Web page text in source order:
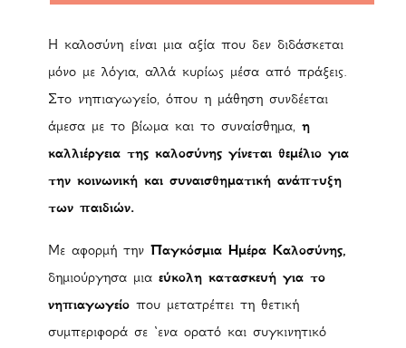
Η καλοσύνη είναι μια αξία που δεν διδάσκεται
μόνο με λόγια, αλλά κυρίως μέσα από πράξεις.
Στο νηπιαγωγείο, όπου η μάθηση συνδέεται
άμεσα με το βίωμα και το συναίσθημα, η
καλλιέργεια της καλοσύνης γίνεται θεμέλιο για
την κοινωνική και συναισθηματική ανάπτυξη
των παιδιών.
Με αφορμή την Παγκόσμια Ημέρα Καλοσύνης,
δημιούργησα μια εύκολη κατασκευή για το
νηπιαγωγείοπου μετατρέπει τη θετική
συμπεριφορά σε ‘ενα ορατό και συγκινητικό